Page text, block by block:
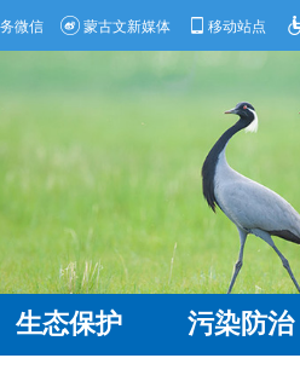
微信 蒙古文新媒体 移动站点
生态保护 污染防治